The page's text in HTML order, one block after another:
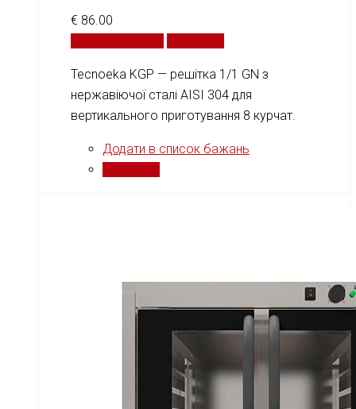
€ 86.00
Tecnoeka KGP — решітка 1/1 GN з
нержавіючої сталі AISI 304 для
вертикального приготування 8 курчат.
Додати в список бажань